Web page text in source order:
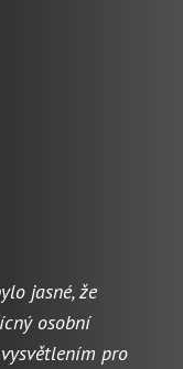
jasné, že
osobní
pro